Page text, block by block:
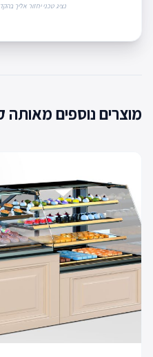
נציג טכני יחזור אליך
מוצרים נוספים מאותה